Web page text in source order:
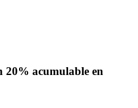
20% acumulable en